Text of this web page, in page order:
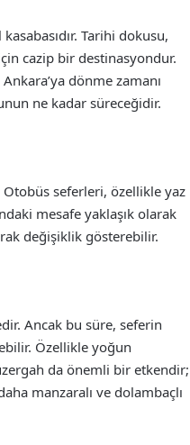
Tarihi dokusu,
cazip bir destinasyondur.
dönme zamanı
ne kadar süreceğidir.
Otobüs seferleri, özellikle yaz
mesafe yaklaşık olarak
değişiklik gösterebilir.
Ancak bu süre, seferin
Özellikle yoğun
da önemli bir etkendir;
manzaralı ve dolambaçlı